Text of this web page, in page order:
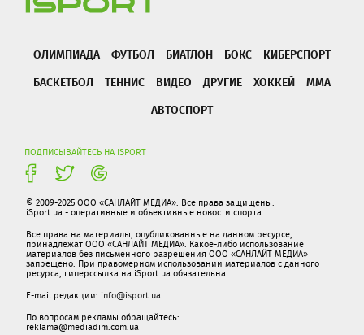
ОЛИМПИАДА ФУТБОЛ БИАТЛОН БОКС
КИБЕРСПОРТ
БАСКЕТБОЛ
ТЕННИС ВИДЕО ДРУГИЕ ХОККЕЙ
ММА
АВТОСПОРТ
ПОДПИСЫВАЙТЕСЬ НА ISPORT
© 2009-2025 ООО «САНЛАЙТ МЕДИА». Все права защищены.
iSport.ua - оперативные и объективные новости спорта.
Все права на материалы, опубликованные на данном ресурсе,
принадлежат ООО «САНЛАЙТ МЕДИА». Какое-либо использование
материалов без письменного разрешения ООО «САНЛАЙТ МЕДИА»
запрещено. При правомерном использовании материалов с данного
ресурса, гиперссылка на iSport.ua обязательна.
E-mail редакции: info@isport.ua
По вопросам рекламы обращайтесь:
reklama@mediadim.com.ua